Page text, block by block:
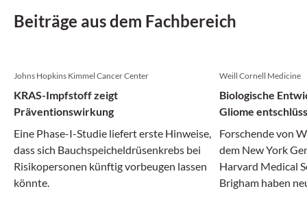
Beiträge aus dem Fachbereich
Johns Hopkins Kimmel Cancer Center
KRAS-Impfstoff zeigt
Präventionswirkung
Eine Phase-I-Studie liefert erste Hinweise,
dass sich Bauchspeicheldrüsenkrebs bei
Risikopersonen künftig vorbeugen lassen
könnte.
Weill Cornell Medicine
Biologische
Gliome
Forschende von
dem New York
Harvard Medical
Brigham haben